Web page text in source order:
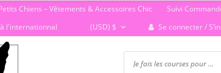
Chiens – Vêtements & Accessoires Chic Suivi
l'internationnal
(USD) $ Se connecter /